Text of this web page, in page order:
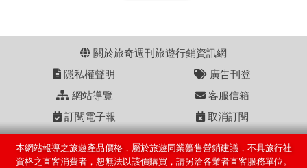
關於旅奇週刊旅遊行銷資訊網
隱私權聲明
廣告刊登
網站導覽
客服信箱
訂閱電子報
取消訂閱
本網站報導之旅遊產品價格，屬於旅遊同業躉售營銷建議，不具旅行社
資格之直客消費者，恕無法以該價購買，請另洽各業者直客服務單位。